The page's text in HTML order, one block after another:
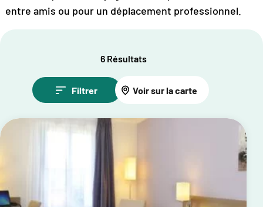
entre amis ou pour un déplacement professionnel.
6 Résultats
Filtrer Voir sur la carte